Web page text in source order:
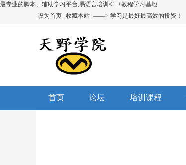
最专业的脚本、辅助学习平台,易语言培训/C++教程学习基地
设为首页 收藏本站 ——> 学习是最好最高效的投资！
首页 论坛 培训课程